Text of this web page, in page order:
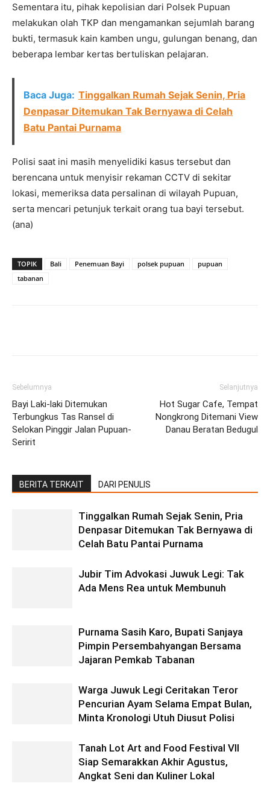
Sementara itu, pihak kepolisian dari Polsek Pupuan
melakukan olah TKP dan mengamankan sejumlah barang
bukti, termasuk kain kamben ungu, gulungan benang, dan
beberapa lembar kertas bertuliskan pelajaran.
Baca Juga: Tinggalkan Rumah Sejak Senin, Pria
Denpasar Ditemukan Tak Bernyawa di Celah
Batu Pantai Purnama
Polisi saat ini masih menyelidiki kasus tersebut dan
berencana untuk menyisir rekaman CCTV di sekitar
lokasi, memeriksa data persalinan di wilayah Pupuan,
serta mencari petunjuk terkait orang tua bayi tersebut.
(ana)
TOPIK Bali Penemuan Bayi polsek pupuan
pupuan
tabanan
Sebelumnya
Bayi Laki-laki Ditemukan
Terbungkus Tas Ransel di
Selokan Pinggir Jalan Pupuan-
Seririt
Selanjutnya
Hot Sugar Cafe, Tempat
Nongkrong Ditemani View
Danau Beratan Bedugul
BERITA TERKAIT DARI PENULIS
Tinggalkan Rumah Sejak Senin, Pria
Denpasar Ditemukan Tak Bernyawa di
Celah Batu Pantai Purnama
Jubir Tim Advokasi Juwuk Legi: Tak
Ada Mens Rea untuk Membunuh
Purnama Sasih Karo, Bupati Sanjaya
Pimpin Persembahyangan Bersama
Jajaran Pemkab Tabanan
Warga Juwuk Legi Ceritakan Teror
Pencurian Ayam Selama Empat Bulan,
Minta Kronologi Utuh Diusut Polisi
Tanah Lot Art and Food Festival VII
Siap Semarakkan Akhir Agustus,
Angkat Seni dan Kuliner Lokal